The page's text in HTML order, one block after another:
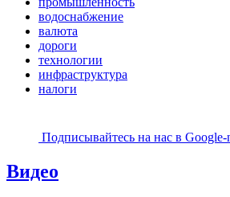
водоснабжение
валюта
дороги
технологии
инфраструктура
налоги
Подписывайтесь на наc в Google-
Видео